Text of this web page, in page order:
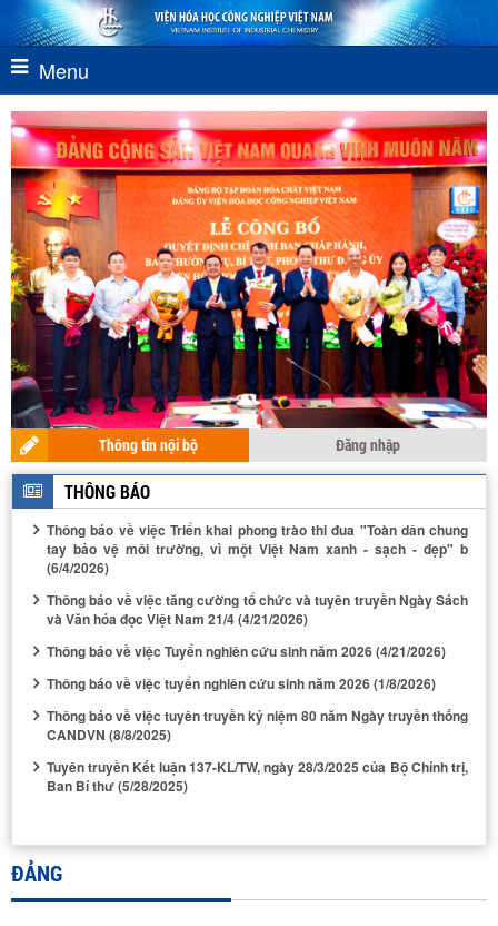
Menu
Thông tin nội bộ Đăng nhập
THÔNG BÁO
Thông báo về việc Triển khai phong trào thi đua "Toàn dân chung
tay bảo vệ môi trường, vì một Việt Nam xanh - sạch - đẹp" b
(6/4/2026)
Thông báo về việc tăng cường tổ chức và tuyên truyền Ngày Sách
và Văn hóa đọc Việt Nam 21/4(4/21/2026)
Thông báo về việc Tuyển nghiên cứu sinh năm 2026(4/21/2026)
Thông báo về việc tuyển nghiên cứu sinh năm 2026(1/8/2026)
Thông báo về việc tuyên truyền kỷ niệm 80 năm Ngày truyền thống
CANDVN (8/8/2025)
Tuyên truyền Kết luận 137-KL/TW, ngày 28/3/2025 của Bộ Chính trị,
Ban Bí thư(5/28/2025)
ĐẢNG